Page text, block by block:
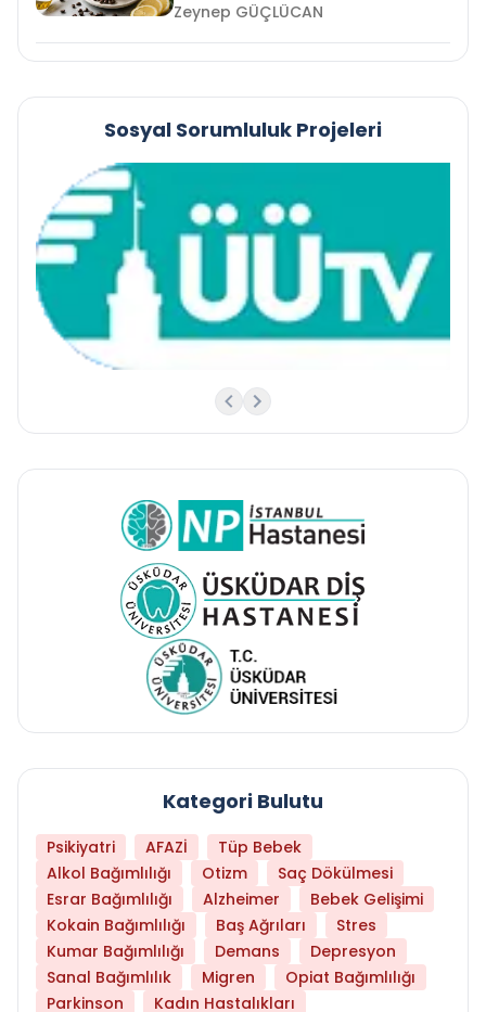
Zeynep GÜÇLÜCAN
Sosyal Sorumluluk Projeleri
Kategori Bulutu
Psikiyatri AFAZİ
Tüp Bebek
Alkol Bağımlılığı
Otizm
Saç Dökülmesi
Esrar Bağımlılığı
Alzheimer
Bebek Gelişimi
Kokain Bağımlılığı
Baş Ağrıları
Stres
Kumar Bağımlılığı
Demans
Depresyon
Sanal Bağımlılık
Migren
Opiat Bağımlılığı
Parkinson
Kadın Hastalıkları